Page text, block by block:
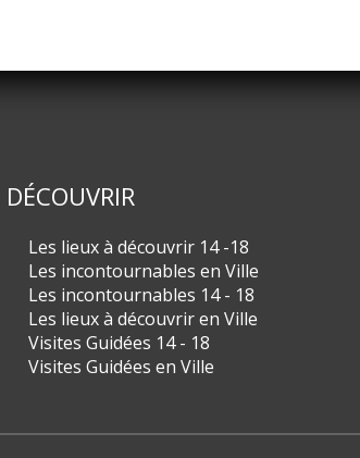
DÉCOUVRIR
Les lieux à découvrir 14 -18
Les incontournables en Ville
Les incontournables 14 - 18
Les lieux à découvrir en Ville
Visites Guidées 14 - 18
Visites Guidées en Ville